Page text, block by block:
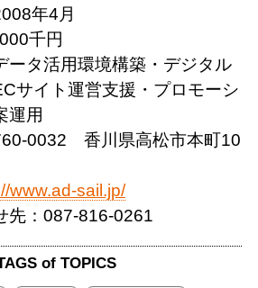
年4月
千円
ータ活用環境構築・デジタル
サイト運営支援・プロモーシ
運用
0032 香川県高松市本町10
www.ad-sail.jp/
先：087-816-0261
of TOPICS